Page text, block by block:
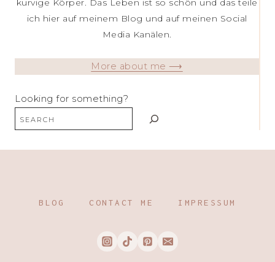
kurvige Körper. Das Leben ist so schön und das teile
ich hier auf meinem Blog und auf meinen Social
Media Kanälen.
More about me ⟶
Looking for something?
BLOG CONTACT ME IMPRESSUM